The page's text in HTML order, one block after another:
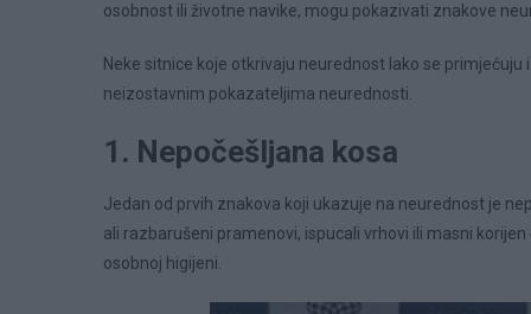
osobnost ili životne navike, mogu pokazivati znakove
Neke sitnice koje otkrivaju neurednost lako se
neizostavnim pokazateljima neurednosti.
1. Nepočešljana kosa
Jedan od prvih znakova koji ukazuje na neurednost je
ali razbarušeni pramenovi, ispucali vrhovi ili masni
osobnoj higijeni.